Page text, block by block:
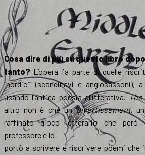
Cosa dire di più su questo libro
tanto? L’opera fa parte di quelle
“nordici” (scandinavi e anglosassoni),
usando l’antica poesia allitterativa.The
altro non è che undivertissement,
raffinato gioco letterario che però
professore e lo
portò a scrivere e riscrivere poemi che